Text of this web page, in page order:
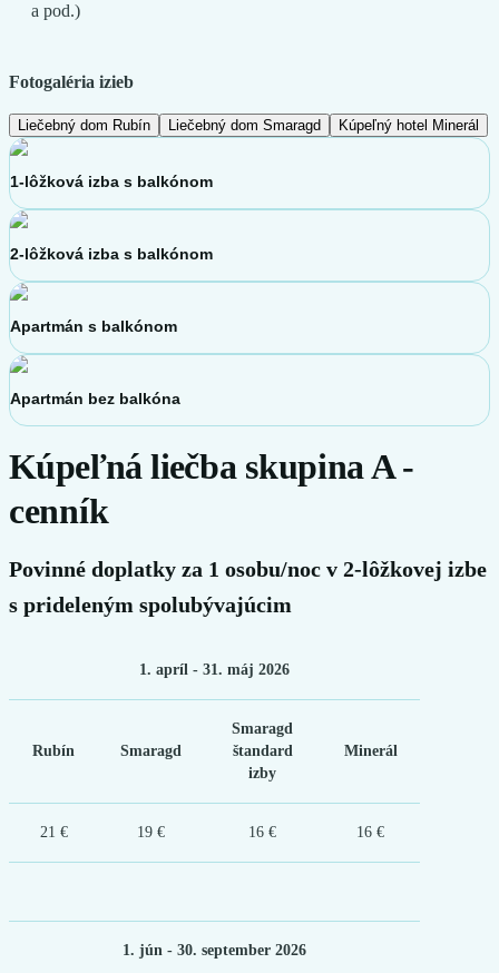
a pod.)
Fotogaléria izieb
Liečebný dom Rubín Liečebný dom Smaragd Kúpeľný hotel Minerál
1-lôžková izba s balkónom
2-lôžková izba s balkónom
Apartmán s balkónom
Apartmán bez balkóna
Kúpeľná liečba skupina A -
cenník
Povinné doplatky za 1 osobu/noc v 2-lôžkovej izbe
s prideleným spolubývajúcim
1. apríl - 31. máj 2026
Rubín Smaragd
Smaragd
štandard
izby
Minerál
21 € 19 € 16 € 16 €
1. jún - 30. september 2026